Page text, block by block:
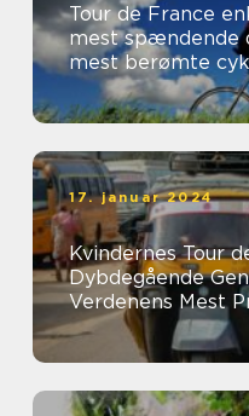
Tour de France
mest spændende
mest berømte
17. januar 2024
Kvindernes Tour
Dybdegående
Verdenens Mest
Kvindelige